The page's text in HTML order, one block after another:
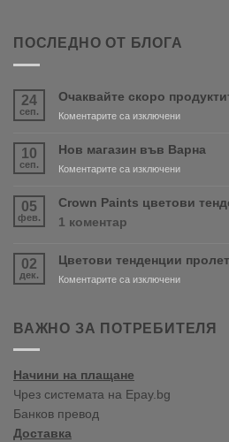
ПОСЛЕДНО ОТ БЛОГА
24
сеп.
Очаквайте скоро
Коментарите са изключениза
продуктите
RONSEAL
PURDY!
10
сеп.
Нов магазин във Варна
Коментарите са изключениза
05
фев.
Crown Paints цветови
1 коментар
цветови
тенденции
Лято
02
дек.
Цветови тенденции
Коментарите са изключениза
пролет-
ВАЖНО ЗА ПОТРЕБИТЕЛЯ
Начини на плащане
Чрез системата на Epay.bg
Банков превод
Доставка